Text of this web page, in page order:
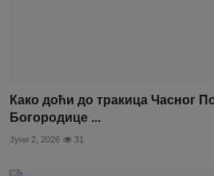
Како доћи до тракица Часног
Богородице ...
Јуни 2, 2026 31